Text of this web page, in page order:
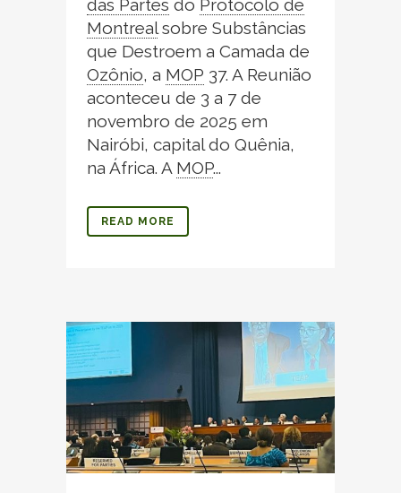
das Partes do Protocolo de
Montreal sobre Substâncias
que Destroem a Camada de
Ozônio, a MOP 37. A Reunião
aconteceu de 3 a 7 de
novembro de 2025 em
Nairóbi, capital do Quênia,
na África. A MOP...
READ MORE